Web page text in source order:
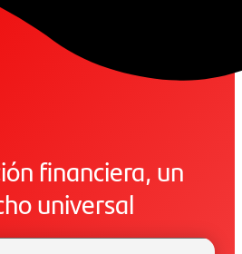
financiera, un
universal